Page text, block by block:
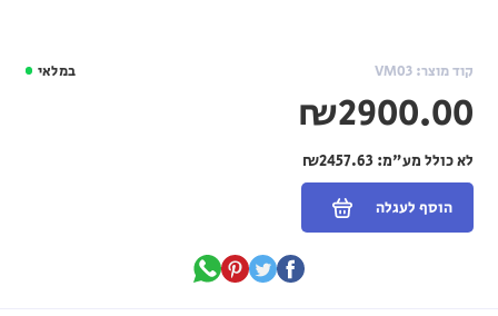
במלאי קוד מוצר: VM03
₪2900.00
לא כולל מע"מ:₪2457.63
הוסף לעגלה